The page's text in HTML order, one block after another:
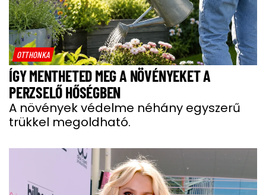
OTTHONKA
ÍGY MENTHETED MEG A NÖVÉNYEKET A
PERZSELŐ HŐSÉGBEN
A növények védelme néhány egyszerű
trükkel megoldható.